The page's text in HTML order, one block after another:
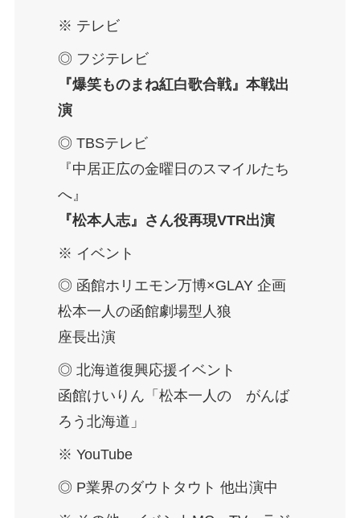
※ テレビ
◎ フジテレビ
『爆笑ものまね紅白歌合戦』本戦出
演
◎ TBSテレビ
『中居正広の金曜日のスマイルたち
へ』
『松本人志』さん役再現VTR出演
※ イベント
◎ 函館ホリエモン万博×GLAY 企画
松本一人の函館劇場型人狼
座長出演
◎ 北海道復興応援イベント
函館けいりん「松本一人の がんば
ろう北海道」
※ YouTube
◎ P業界のダウトタウト 他出演中